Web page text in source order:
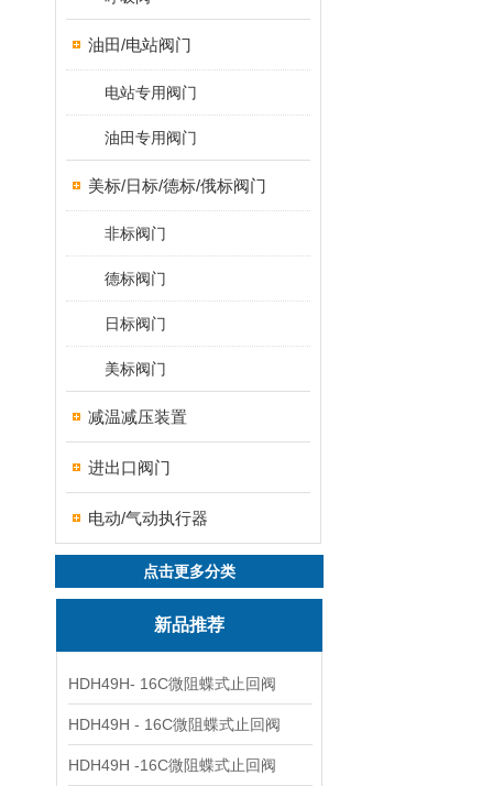
油田/电站阀门
电站专用阀门
油田专用阀门
美标/日标/德标/俄标阀门
非标阀门
德标阀门
日标阀门
美标阀门
减温减压装置
进出口阀门
电动/气动执行器
点击更多分类
新品推荐
HDH49H- 16C微阻蝶式止回阀
HDH49H - 16C微阻蝶式止回阀
HDH49H -16C微阻蝶式止回阀